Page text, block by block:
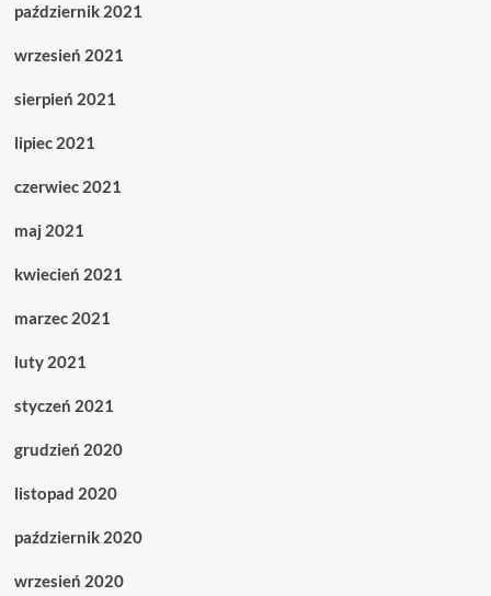
październik 2021
wrzesień 2021
sierpień 2021
lipiec 2021
czerwiec 2021
maj 2021
kwiecień 2021
marzec 2021
luty 2021
styczeń 2021
grudzień 2020
listopad 2020
październik 2020
wrzesień 2020